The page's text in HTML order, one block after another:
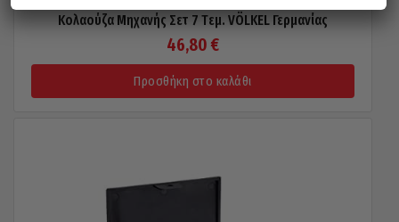
Κολαούζα Μηχανής Σετ 7 Tεμ. VÖLKEL Γερμανίας
46,80€
Προσθήκη στο καλάθι